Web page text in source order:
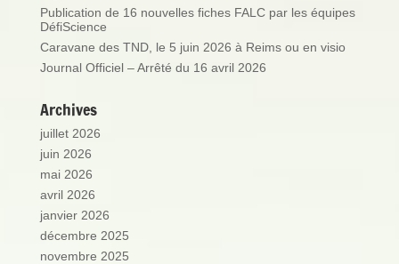
Publication de 16 nouvelles fiches FALC par les équipes
DéfiScience
Caravane des TND, le 5 juin 2026 à Reims ou en visio
Journal Officiel – Arrêté du 16 avril 2026
Archives
juillet 2026
juin 2026
mai 2026
avril 2026
janvier 2026
décembre 2025
novembre 2025